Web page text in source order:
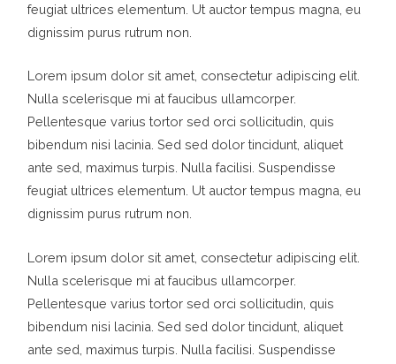
feugiat ultrices elementum. Ut auctor tempus magna, eu
dignissim purus rutrum non.
Lorem ipsum dolor sit amet, consectetur adipiscing elit.
Nulla scelerisque mi at faucibus ullamcorper.
Pellentesque varius tortor sed orci sollicitudin, quis
bibendum nisi lacinia. Sed sed dolor tincidunt, aliquet
ante sed, maximus turpis. Nulla facilisi. Suspendisse
feugiat ultrices elementum. Ut auctor tempus magna, eu
dignissim purus rutrum non.
Lorem ipsum dolor sit amet, consectetur adipiscing elit.
Nulla scelerisque mi at faucibus ullamcorper.
Pellentesque varius tortor sed orci sollicitudin, quis
bibendum nisi lacinia. Sed sed dolor tincidunt, aliquet
ante sed, maximus turpis. Nulla facilisi. Suspendisse